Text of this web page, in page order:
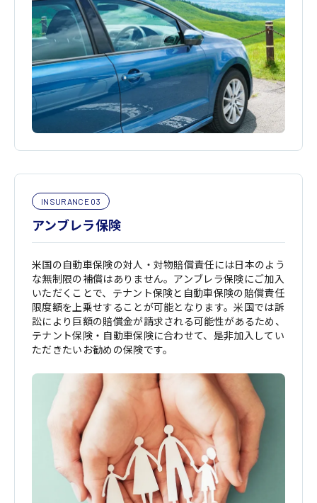
INSURANCE 03
アンブレラ保険
米国の自動車保険の対人・対物賠償責任には日本のよう
な無制限の補償はありません。アンブレラ保険にご加入
いただくことで、テナント保険と自動車保険の賠償責任
限度額を上乗せすることが可能となります。米国では訴
訟により巨額の賠償金が請求される可能性があるため、
テナント保険・自動車保険に合わせて、是非加入してい
ただきたいお勧めの保険です。